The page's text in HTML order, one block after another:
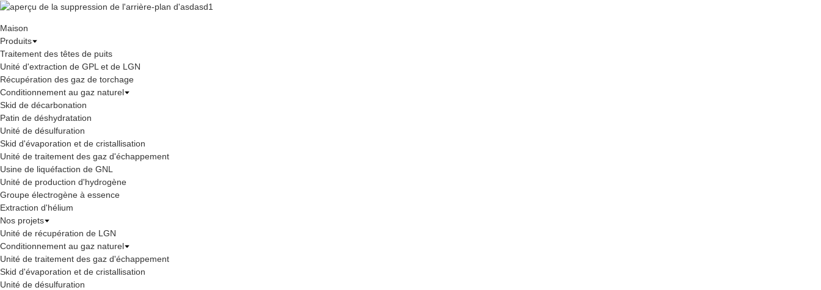
Maison
Produits
Traitement des têtes de puits
Unité d'extraction de GPL et de LGN
Récupération des gaz de torchage
Conditionnement au gaz naturel
Skid de décarbonation
Patin de déshydratation
Unité de désulfuration
Skid d'évaporation et de cristallisation
Unité de traitement des gaz d'échappement
Usine de liquéfaction de GNL
Unité de production d'hydrogène
Groupe électrogène à essence
Extraction d'hélium
Nos projets
Unité de récupération de LGN
Conditionnement au gaz naturel
Unité de traitement des gaz d'échappement
Skid d'évaporation et de cristallisation
Unité de désulfuration